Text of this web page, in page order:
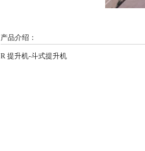
产品介绍：
R 提升机-斗式提升机